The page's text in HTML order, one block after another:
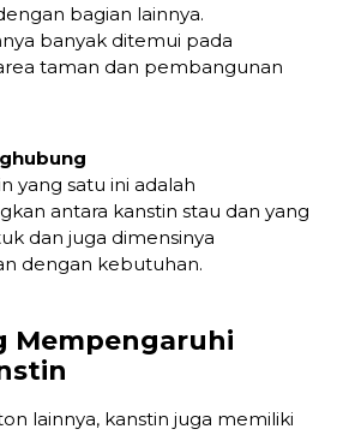
bagian lainnya.
banyak ditemui pada
taman dan pembangunan
yang satu ini adalah
antara kanstin stau dan yang
dan juga dimensinya
dengan kebutuhan.
Mempengaruhi
lainnya, kanstin juga memiliki